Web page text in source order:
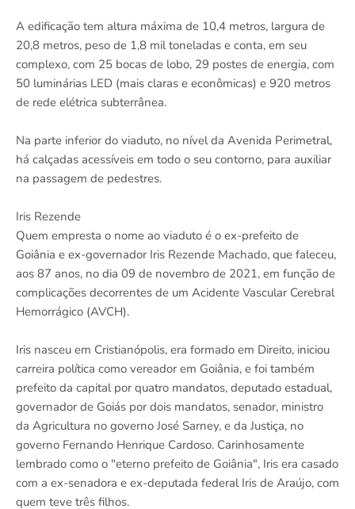
A edificação tem altura máxima de 10,4 metros, largura de
20,8 metros, peso de 1,8 mil toneladas e conta, em seu
complexo, com 25 bocas de lobo, 29 postes de energia, com
50 luminárias LED (mais claras e econômicas) e 920 metros
de rede elétrica subterrânea.
Na parte inferior do viaduto, no nível da Avenida Perimetral,
há calçadas acessíveis em todo o seu contorno, para auxiliar
na passagem de pedestres.
Iris Rezende
Quem empresta o nome ao viaduto é o ex-prefeito de
Goiânia e ex-governador Iris Rezende Machado, que faleceu,
aos 87 anos, no dia 09 de novembro de 2021, em função de
complicações decorrentes de um Acidente Vascular Cerebral
Hemorrágico (AVCH).
Iris nasceu em Cristianópolis, era formado em Direito, iniciou
carreira política como vereador em Goiânia, e foi também
prefeito da capital por quatro mandatos, deputado estadual,
governador de Goiás por dois mandatos, senador, ministro
da Agricultura no governo José Sarney, e da Justiça, no
governo Fernando Henrique Cardoso. Carinhosamente
lembrado como o "eterno prefeito de Goiânia", Iris era casado
com a ex-senadora e ex-deputada federal Iris de Araújo, com
quem teve três filhos.